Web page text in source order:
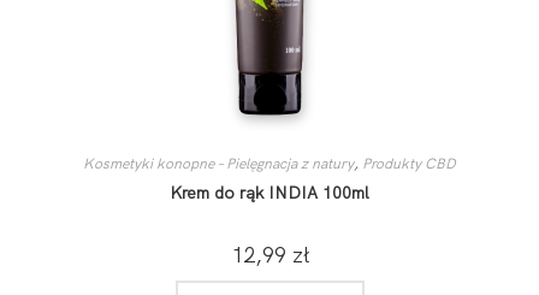
Kosmetyki konopne – Pielęgnacja z natury, Produkty CBD
Krem do rąk INDIA 100ml
12,99 zł